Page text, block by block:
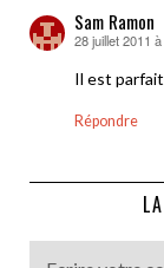
Sam Ramon
dit :
28 juillet 2011
Il est
Répondre